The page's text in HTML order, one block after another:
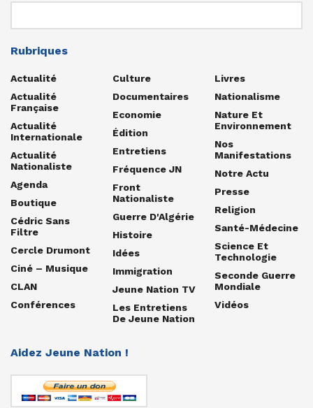
Rubriques
Actualité
Actualité
Française
Actualité
Internationale
Actualité
Nationaliste
Agenda
Boutique
Cédric Sans
Filtre
Cercle Drumont
Ciné – Musique
CLAN
Conférences
Culture
Documentaires
Economie
Édition
Entretiens
Fréquence JN
Front
Nationaliste
Guerre D'Algérie
Histoire
Idées
Immigration
Jeune Nation TV
Les Entretiens
De Jeune Nation
Livres
Nationalisme
Nature Et
Environnement
Nos
Manifestations
Notre Actu
Presse
Religion
Santé-Médecine
Science Et
Technologie
Seconde Guerre
Mondiale
Vidéos
Aidez Jeune Nation !